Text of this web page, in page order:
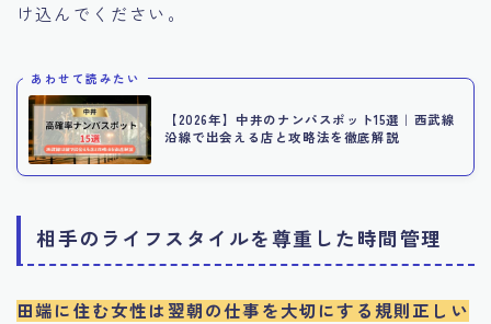
け込んでください。
あわせて読みたい
【2026年】中井のナンパスポット15選｜西武線
沿線で出会える店と攻略法を徹底解説
相手のライフスタイルを尊重した時間管理
田端に住む女性は翌朝の仕事を大切にする規則正しい